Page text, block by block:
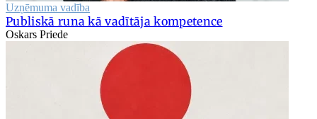
Uzņēmuma vadība
Publiskā runa kā vadītāja kompetence
Oskars Priede